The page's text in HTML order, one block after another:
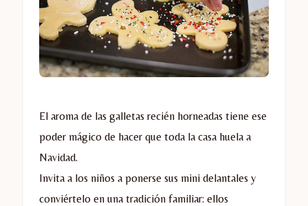
El aroma de las galletas recién horneadas tiene ese
poder mágico de hacer que toda la casa huela a
Navidad.
Invita a los niños a ponerse sus mini delantales y
conviértelo en una tradición familiar: ellos